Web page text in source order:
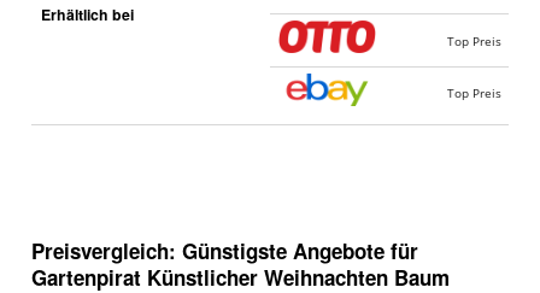
Erhältlich bei
Top Preis
Top Preis
Preisvergleich: Günstigste Angebote für
Gartenpirat Künstlicher Weihnachten Baum